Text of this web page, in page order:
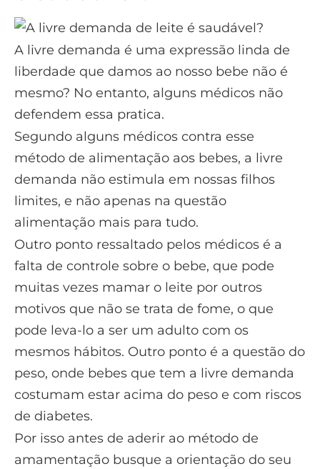
A livre demanda é uma expressão linda de
liberdade que damos ao nosso bebe não é
mesmo? No entanto, alguns médicos não
defendem essa pratica.
Segundo alguns médicos contra esse
método de alimentação aos bebes, a livre
demanda não estimula em nossas filhos
limites, e não apenas na questão
alimentação mais para tudo.
Outro ponto ressaltado pelos médicos é a
falta de controle sobre o bebe, que pode
muitas vezes mamar o leite por outros
motivos que não se trata de fome, o que
pode leva-lo a ser um adulto com os
mesmos hábitos. Outro ponto é a questão do
peso, onde bebes que tem a livre demanda
costumam estar acima do peso e com riscos
de diabetes.
Por isso antes de aderir ao método de
amamentação busque a orientação do seu